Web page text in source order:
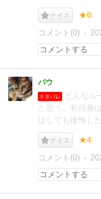
ナイス ★6
コメント(0)
パウ
ネタバレ
どんなル
と思う。私自身
はしても後悔し
ナイス ★4
コメント(0)